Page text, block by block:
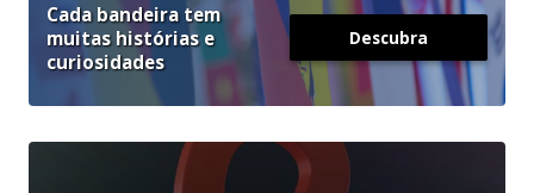
Cada bandeira tem
muitas histórias e
curiosidades
Descubra